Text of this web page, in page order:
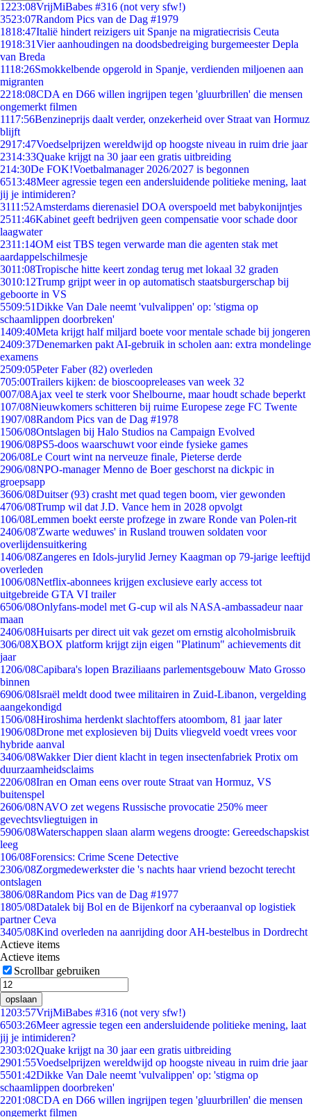
1223:08VrijMiBabes #316 (not very sfw!)
3523:07Random Pics van de Dag #1979
1818:47Italië hindert reizigers uit Spanje na migratiecrisis Ceuta
1918:31Vier aanhoudingen na doodsbedreiging burgemeester Depla
van Breda
1118:26Smokkelbende opgerold in Spanje, verdienden miljoenen aan
migranten
2218:08CDA en D66 willen ingrijpen tegen 'gluurbrillen' die mensen
ongemerkt filmen
1117:56Benzineprijs daalt verder, onzekerheid over Straat van Hormuz
blijft
2917:47Voedselprijzen wereldwijd op hoogste niveau in ruim drie jaar
2314:33Quake krijgt na 30 jaar een gratis uitbreiding
214:30De FOK!Voetbalmanager 2026/2027 is begonnen
6513:48Meer agressie tegen een andersluidende politieke mening, laat
jij je intimideren?
3111:52Amsterdams dierenasiel DOA overspoeld met babykonijntjes
2511:46Kabinet geeft bedrijven geen compensatie voor schade door
laagwater
2311:14OM eist TBS tegen verwarde man die agenten stak met
aardappelschilmesje
3011:08Tropische hitte keert zondag terug met lokaal 32 graden
3010:12Trump grijpt weer in op automatisch staatsburgerschap bij
geboorte in VS
5509:51Dikke Van Dale neemt 'vulvalippen' op: 'stigma op
schaamlippen doorbreken'
1409:40Meta krijgt half miljard boete voor mentale schade bij jongeren
2409:37Denemarken pakt AI-gebruik in scholen aan: extra mondelinge
examens
2509:05Peter Faber (82) overleden
705:00Trailers kijken: de bioscoopreleases van week 32
007/08Ajax veel te sterk voor Shelbourne, maar houdt schade beperkt
107/08Nieuwkomers schitteren bij ruime Europese zege FC Twente
1907/08Random Pics van de Dag #1978
1506/08Ontslagen bij Halo Studios na Campaign Evolved
1906/08PS5-doos waarschuwt voor einde fysieke games
206/08Le Court wint na nerveuze finale, Pieterse derde
2906/08NPO-manager Menno de Boer geschorst na dickpic in
groepsapp
3606/08Duitser (93) crasht met quad tegen boom, vier gewonden
4706/08Trump wil dat J.D. Vance hem in 2028 opvolgt
106/08Lemmen boekt eerste profzege in zware Ronde van Polen-rit
2406/08'Zwarte weduwes' in Rusland trouwen soldaten voor
overlijdensuitkering
1406/08Zangeres en Idols-jurylid Jerney Kaagman op 79-jarige leeftijd
overleden
1006/08Netflix-abonnees krijgen exclusieve early access tot
uitgebreide GTA VI trailer
6506/08Onlyfans-model met G-cup wil als NASA-ambassadeur naar
maan
2406/08Huisarts per direct uit vak gezet om ernstig alcoholmisbruik
306/08XBOX platform krijgt zijn eigen "Platinum" achievements dit
jaar
1206/08Capibara's lopen Braziliaans parlementsgebouw Mato Grosso
binnen
6906/08Israël meldt dood twee militairen in Zuid-Libanon, vergelding
aangekondigd
1506/08Hiroshima herdenkt slachtoffers atoombom, 81 jaar later
1906/08Drone met explosieven bij Duits vliegveld voedt vrees voor
hybride aanval
3406/08Wakker Dier dient klacht in tegen insectenfabriek Protix om
duurzaamheidsclaims
2206/08Iran en Oman eens over route Straat van Hormuz, VS
buitenspel
2606/08NAVO zet wegens Russische provocatie 250% meer
gevechtsvliegtuigen in
5906/08Waterschappen slaan alarm wegens droogte: Gereedschapskist
leeg
106/08Forensics: Crime Scene Detective
2306/08Zorgmedewerkster die 's nachts haar vriend bezocht terecht
ontslagen
3806/08Random Pics van de Dag #1977
1805/08Datalek bij Bol en de Bijenkorf na cyberaanval op logistiek
partner Ceva
3405/08Kind overleden na aanrijding door AH-bestelbus in Dordrecht
Actieve items
Actieve items
Scrollbar gebruiken
opslaan
1203:57VrijMiBabes #316 (not very sfw!)
6503:26Meer agressie tegen een andersluidende politieke mening, laat
jij je intimideren?
2303:02Quake krijgt na 30 jaar een gratis uitbreiding
2901:55Voedselprijzen wereldwijd op hoogste niveau in ruim drie jaar
5501:42Dikke Van Dale neemt 'vulvalippen' op: 'stigma op
schaamlippen doorbreken'
2201:08CDA en D66 willen ingrijpen tegen 'gluurbrillen' die mensen
ongemerkt filmen